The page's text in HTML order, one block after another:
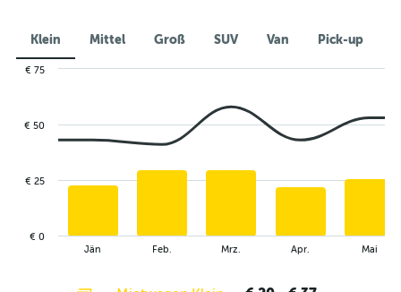
Klein Mittel Groß SUV Van Pick-up
Jän Feb. Mrz. Apr. Mai
€ 0
€ 25
€ 50
€ 75